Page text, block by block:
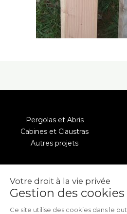
Pergolas et Abris
Cabines et Claustras
Autres projets
Votre droit à la vie privée
Gestion des cookies
Ce site utilise des cookies dans le but